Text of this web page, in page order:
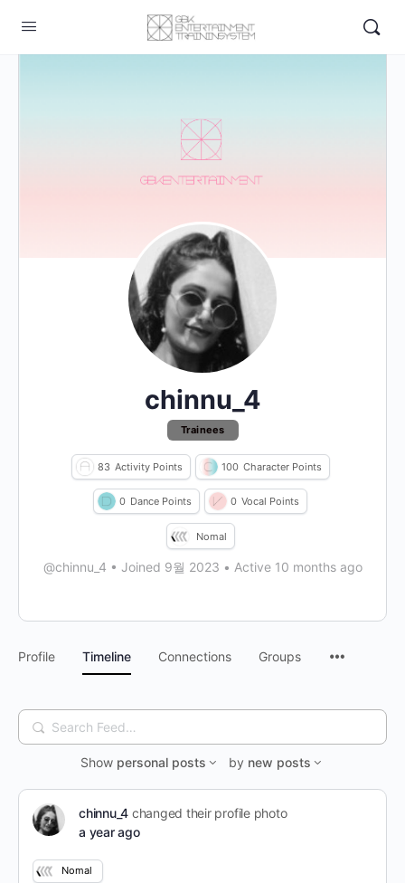
chinnu_4
Trainees
83 Activity Points 100 Character Points
0 Dance Points 0 Vocal Points
Nomal
@chinnu_4 • Joined 9월 2023 • Active 10 months ago
Profile Timeline Connections Groups
Search
Feed…
Show personal posts by new posts
chinnu_4 changed their profile photo
a year ago
Nomal